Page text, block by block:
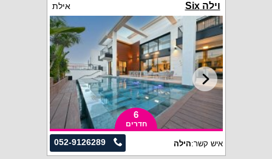
וילה Six אילת
6
חדרים
052-9126289 איש קשר:הילה